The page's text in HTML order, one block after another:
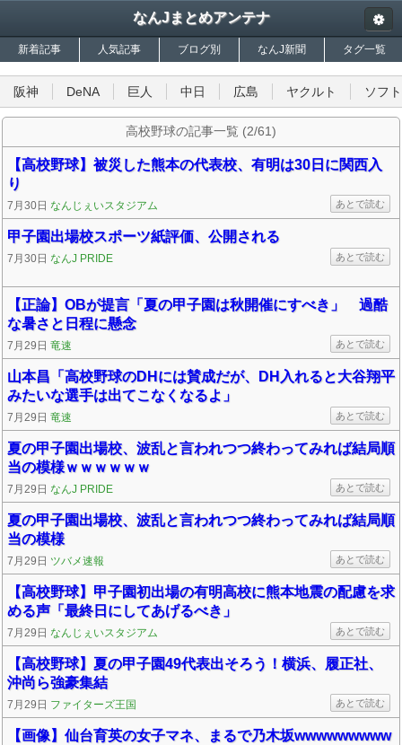
なんJまとめアンテナ
新着記事 人気記事 ブログ別 なんJ新聞 タグ一覧
阪神 DeNA 巨人 中日 広島 ヤクルト ソフ
高校野球の記事一覧 (2/61)
【高校野球】被災した熊本の代表校、有明は30日に関西入
り
7月30日 なんじぇいスタジアム あとで読む
甲子園出場校スポーツ紙評価、公開される
7月30日 なんJ PRIDE あとで読む
【正論】OBが提言「夏の甲子園は秋開催にすべき」 過酷
な暑さと日程に懸念
7月29日 竜速 あとで読む
山本昌「高校野球のDHには賛成だが、DH入れると大谷翔平
みたいな選手は出てこなくなるよ」
7月29日 竜速 あとで読む
夏の甲子園出場校、波乱と言われつつ終わってみれば結局順
当の模様ｗｗｗｗｗｗ
7月29日 なんJ PRIDE あとで読む
夏の甲子園出場校、波乱と言われつつ終わってみれば結局順
当の模様
7月29日 ツバメ速報 あとで読む
【高校野球】甲子園初出場の有明高校に熊本地震の配慮を求
める声「最終日にしてあげるべき」
7月29日 なんじぇいスタジアム あとで読む
【高校野球】夏の甲子園49代表出そろう！横浜、履正社、
沖尚ら強豪集結
7月29日 ファイターズ王国 あとで読む
【画像】仙台育英の女子マネ、まるで乃木坂wwwwwwwww